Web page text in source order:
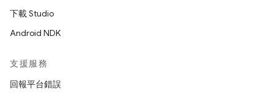
下載 Studio
Android NDK
支援服務
回報平台錯誤